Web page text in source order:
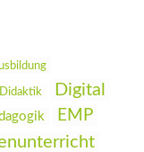
Didaktik Digital
EMP